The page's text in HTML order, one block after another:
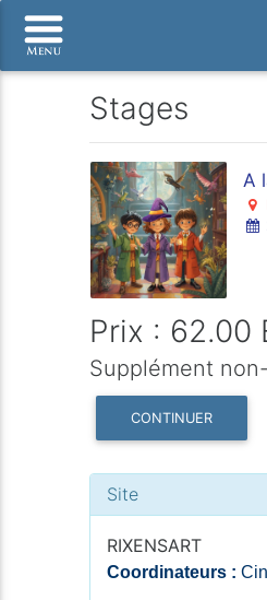
Stages
A
Prix : 62.00
Supplément
CONTINUER
Site
RIXENSART
Coordinateurs :